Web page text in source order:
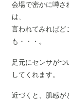
会場で密かに噂さ
は、
言われてみればど
も・・・。
足元にセンサが
してくれます。
近づくと、肌感が